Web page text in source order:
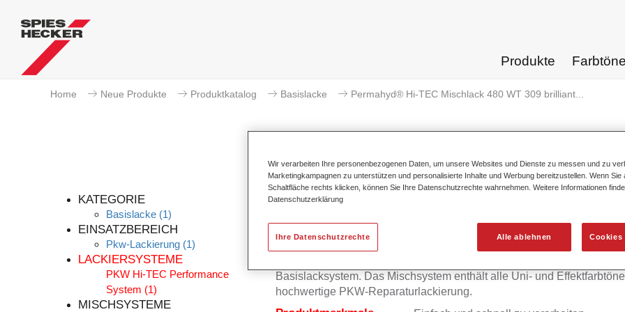
Produkte Farbtöne
Home Neue Produkte Produktkatalog Basislacke Permahyd® Hi-TEC Mischlack 480 WT 309 brilliant...
KATEGORIE
Basislacke (1)
EINSATZBEREICH
Pkw-Lackierung (1)
LACKIERSYSTEME
PKW Hi-TEC Performance
System (1)
MISCHSYSTEME
Permahyd® Hi-TEC Mischlack 480
Basislacksystem. Das Mischsystem enthält alle Uni- und
hochwertige PKW-Reparaturlackierung.
Wir verarbeiten Ihre personenbezogenen Daten, um unsere Websites und Dienste zu messen und zu
Marketingkampagnen zu unterstützen und personalisierte Inhalte und Werbung bereitzustellen. Wenn Sie
Schaltfläche rechts klicken, können Sie Ihre Datenschutzrechte wahrnehmen. Weitere Informationen
Datenschutzerklärung
Alle ablehnen Cookies
Ihre Datenschutzrechte